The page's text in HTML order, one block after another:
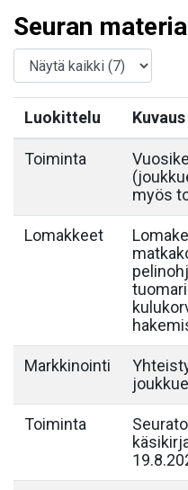
Seuran
Luokittelu Kuvaus
Toiminta
myös
Lomakkeet
Lomake
Markkinointi
Toiminta